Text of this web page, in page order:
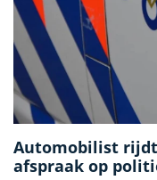
Automobilist
afspraak op